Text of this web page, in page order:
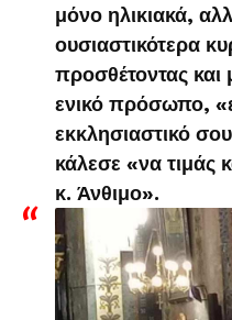
μόνο ηλικιακά,
ουσιαστικότερα
προσθέτοντας
ενικό πρόσωπο,
εκκλησιαστικό
κάλεσε «να τιμάς
κ. Άνθιμο».